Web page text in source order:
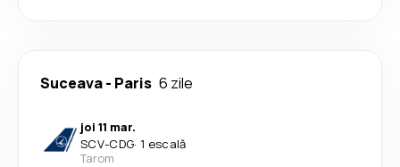
Suceava- Paris 6 zile
joi 11 mar.
SCV-CDG· 1 escală
Tarom